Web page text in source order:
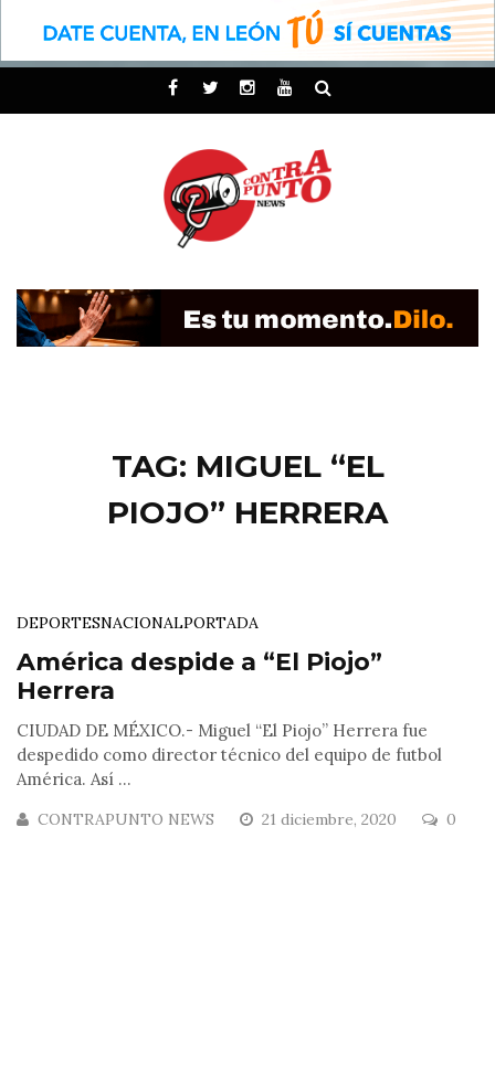
TAG: MIGUEL “EL
PIOJO” HERRERA
DEPORTESNACIONALPORTADA
América despide a “El Piojo”
Herrera
CIUDAD DE MÉXICO.- Miguel “El Piojo” Herrera fue
despedido como director técnico del equipo de futbol
América. Así ...
CONTRAPUNTO NEWS 21 diciembre, 2020 0